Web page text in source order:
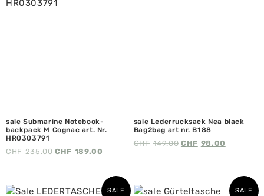
sale Submarine Notebook-
backpack M Cognac art. Nr.
HR0303791
CHF 235.00 CHF 189.00
sale Lederrucksack Nea black
Bag2bag art nr. B188
CHF 149.00 CHF 98.00
SALE SALE